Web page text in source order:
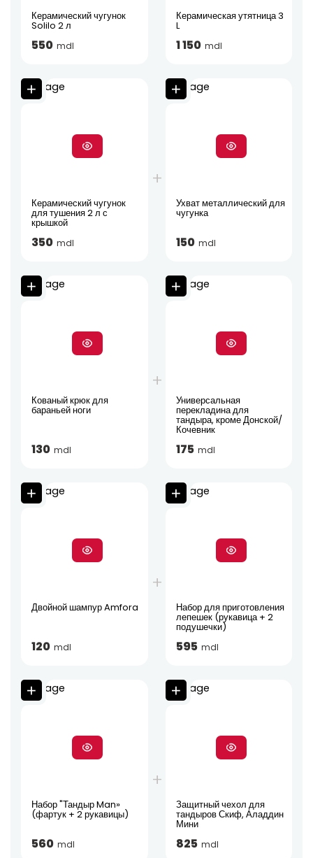
Керамический чугунок
Solilo 2 л
550 mdl
Керамическая утятница 3
L
1 150 mdl
Керамический чугунок
для тушения 2 л с
крышкой
350 mdl
Ухват металлический для
чугунка
150 mdl
Кованый крюк для
бараньей ноги
130 mdl
Универсальная
перекладина для
тандыра, кроме Донской/
Кочевник
175 mdl
Двойной шампур Amfora
120 mdl
Набор для приготовления
лепешек (рукавица + 2
подушечки)
595 mdl
Набор "Тандыр Man»
(фартук + 2 рукавицы)
560 mdl
Защитный чехол для
тандыров Скиф, Аладдин
Мини
825 mdl